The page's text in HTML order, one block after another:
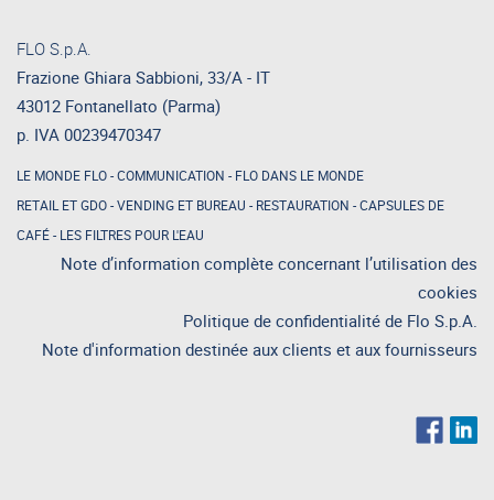
FLO S.p.A.
Frazione Ghiara Sabbioni, 33/A - IT
43012 Fontanellato (Parma)
p. IVA 00239470347
LE MONDE FLO-COMMUNICATION - FLO DANS LE MONDE
RETAIL ET GDO-VENDING ET BUREAU - RESTAURATION -CAPSULES DE
CAFÉ- LES FILTRES POUR L'EAU
Note d’information complète concernant l’utilisation des
cookies
Politique de confidentialité de Flo S.p.A.
Note d'information destinée aux clients et aux fournisseurs